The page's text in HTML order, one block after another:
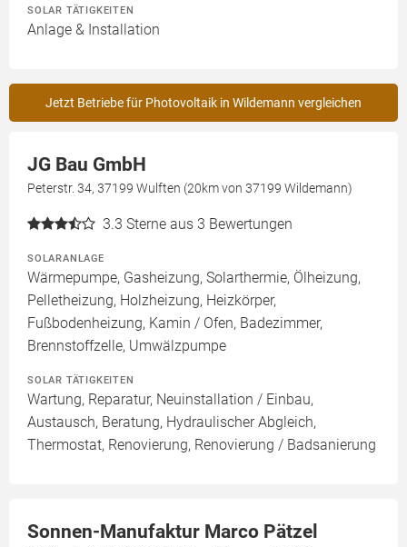
SOLAR TÄTIGKEITEN
Anlage & Installation
Jetzt Betriebe für Photovoltaik in Wildemann vergleichen
JG Bau GmbH
Peterstr. 34, 37199 Wulften (20km von 37199 Wildemann)
3.3 Sterne aus 3 Bewertungen
SOLARANLAGE
Wärmepumpe, Gasheizung, Solarthermie, Ölheizung,
Pelletheizung, Holzheizung, Heizkörper,
Fußbodenheizung, Kamin / Ofen, Badezimmer,
Brennstoffzelle, Umwälzpumpe
SOLAR TÄTIGKEITEN
Wartung, Reparatur, Neuinstallation / Einbau,
Austausch, Beratung, Hydraulischer Abgleich,
Thermostat, Renovierung, Renovierung / Badsanierung
Sonnen-Manufaktur Marco Pätzel